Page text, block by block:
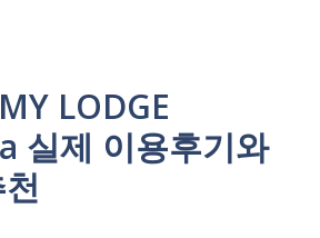
LODGE
실제 이용후기와